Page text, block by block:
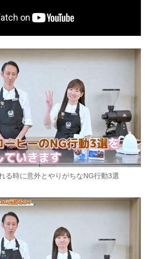
る
詳説
ュニティ
分かる
門サイト
合サイト
・事例
用を支援
門サイト
用
ディア
る時に意外とやりがちなNG行動3選